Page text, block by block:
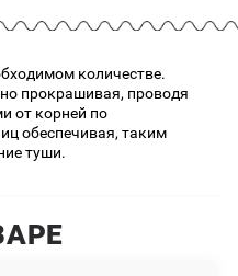
количестве.
прокрашивая, проводя
от корней по
обеспечивая, таким
туши.